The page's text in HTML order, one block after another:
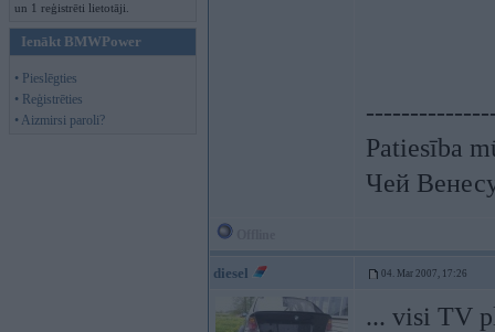
un 1 reģistrēti lietotāji.
Ienākt BMWPower
• Pieslēgties
• Reģistrēties
• Aizmirsi paroli?
Patiesība
Чей
diesel 04. Mar 2007, 17:26
... visi TV